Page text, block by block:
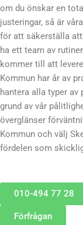
om du önskar en
justeringar, så är
för att säkerställa
ha ett team av
kommer till att
Kommun har år av
hantera alla typer
grund av vår
överglänser
Kommun och välj
fördelen som
010-494 77 28
Förfrågan